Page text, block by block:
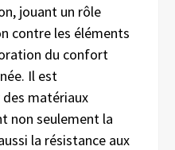
jouant un rôle
contre les éléments
du confort
Il est
des matériaux
non seulement la
la résistance aux